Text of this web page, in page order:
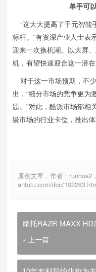
单手可
“这大大提高了千元智能
标杆。”有资深产业人士表
迎来一次换机潮。以大屏
机，有望快速迎合这一潜
对于这一市场预期，不
出，“细分市场的竞争更为
题。”对此，酷派市场部相
级市场的行业卡位，推出
原创文章，作者：runhua2
antutu.com/doc/
摩托RAZR MAXX
« 上一篇